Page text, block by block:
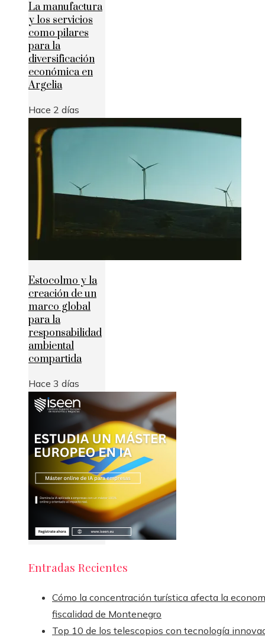
La manufactura
y los servicios
como pilares
para la
diversificación
económica en
Argelia
Hace 2 días
Estocolmo y la
creación de un
marco global
para la
responsabilidad
ambiental
compartida
Hace 3 días
Entradas Recientes
Cómo la concentración turística afecta la
fiscalidad de Montenegro
Top 10 de los telescopios con tecnología